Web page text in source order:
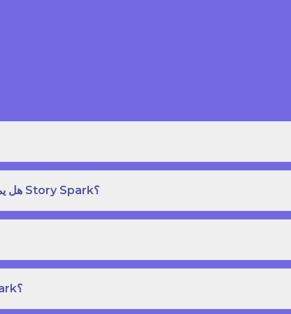
هل يمكنني طلب نسخة مطبوعة بغلاف مقوى من كتاب قصص على Story Spark؟
هل يمكنني إنشاء ونشر كتاب قصص خاص بي على Story Spark؟